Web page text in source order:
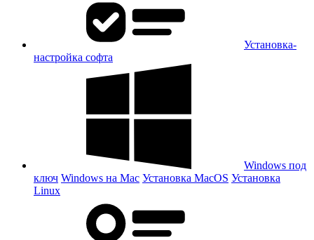
Установка-
настройка софта
Windows под
ключ Windows на Mac Установка MacOS Установка
Linux